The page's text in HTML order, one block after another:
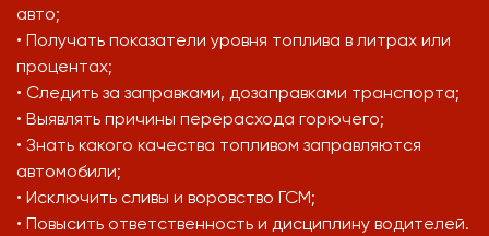
авто;
• Получать показатели уровня топлива в литрах или
процентах;
• Следить за заправками, дозаправками транспорта;
• Выявлять причины перерасхода горючего;
• Знать какого качества топливом заправляются
автомобили;
• Исключить сливы и воровство ГСМ;
• Повысить ответственность и дисциплину водителей.